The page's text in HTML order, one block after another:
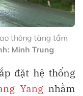
thông tăng tầm
Minh Trung
đặt hệ thống
Yangnhằm